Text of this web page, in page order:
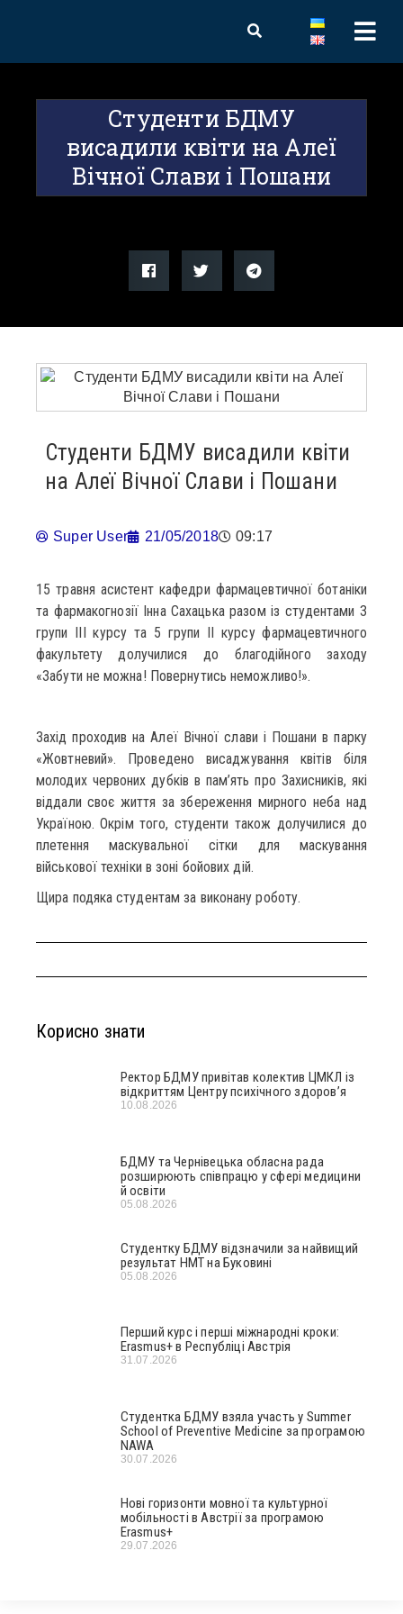
Студенти БДМУ
висадили квіти на Алеї
Вічної Слави і Пошани
Студенти БДМУ висадили квіти
на Алеї Вічної Слави і Пошани
Super User 21/05/2018 09:17
15 травня асистент кафедри фармацевтичної ботаніки
та фармакогнозії Інна Сахацька разом із студентами 3
групи ІІІ курсу та 5 групи ІІ курсу фармацевтичного
факультету долучилися до благодійного заходу
«Забути не можна! Повернутись неможливо!».
Захід проходив на Алеї Вічної слави і Пошани в парку
«Жовтневий». Проведено висаджування квітів біля
молодих червоних дубків в пам’ять про Захисників, які
віддали своє життя за збереження мирного неба над
Україною. Окрім того, студенти також долучилися до
плетення маскувальної сітки для маскування
військової техніки в зоні бойових дій.
Щира подяка студентам за виконану роботу.
Корисно знати
Ректор БДМУ привітав колектив ЦМКЛ із
відкриттям Центру психічного здоров’я
10.08.2026
БДМУ та Чернівецька обласна рада
розширюють співпрацю у сфері медицини
й освіти
05.08.2026
Студентку БДМУ відзначили за найвищий
результат НМТ на Буковині
05.08.2026
Перший курс і перші міжнародні кроки:
Erasmus+ в Республіці Австрія
31.07.2026
Студентка БДМУ взяла участь у Summer
School of Preventive Medicine за програмою
NAWA
30.07.2026
Нові горизонти мовної та культурної
мобільності в Австрії за програмою
Erasmus+
29.07.2026